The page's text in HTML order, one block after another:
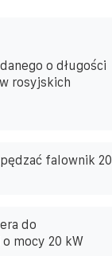
o długości
rosyjskich
falownik 20
do
mocy 20 kW